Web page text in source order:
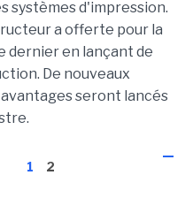
systèmes d'impression.
a offerte pour la
dernier en lançant de
De nouveaux
seront lancés
1 2